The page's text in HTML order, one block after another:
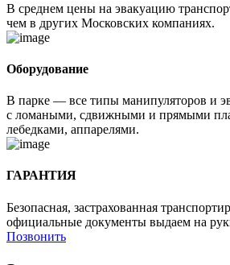
В среднем цены на эвакуацию
чем в других Московских компаниях.
Оборудование
В парке — все типы манипуляторов и
с ломаными, сдвижными и прямыми
лебедками, аппарелями.
ГАРАНТИЯ
Безопасная, застрахованная
официальные документы выдаем на
Позвонить